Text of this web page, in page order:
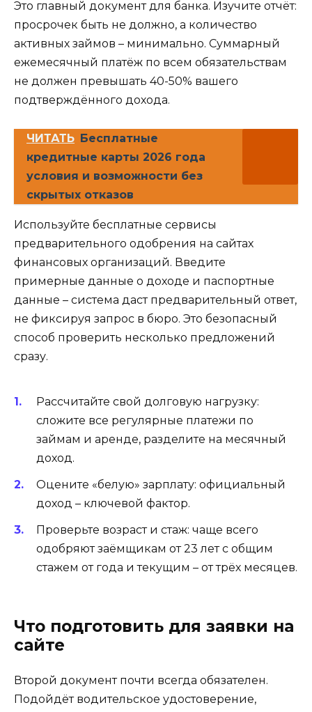
Это главный документ для банка. Изучите отчёт:
просрочек быть не должно, а количество
активных займов – минимально. Суммарный
ежемесячный платёж по всем обязательствам
не должен превышать 40-50% вашего
подтверждённого дохода.
ЧИТАТЬ Бесплатные
кредитные карты 2026 года
условия и возможности без
скрытых отказов
Используйте бесплатные сервисы
предварительного одобрения на сайтах
финансовых организаций. Введите
примерные данные о доходе и паспортные
данные – система даст предварительный ответ,
не фиксируя запрос в бюро. Это безопасный
способ проверить несколько предложений
сразу.
Рассчитайте свой долговую нагрузку:
сложите все регулярные платежи по
займам и аренде, разделите на месячный
доход.
Оцените «белую» зарплату: официальный
доход – ключевой фактор.
Проверьте возраст и стаж: чаще всего
одобряют заёмщикам от 23 лет с общим
стажем от года и текущим – от трёх месяцев.
Что подготовить для заявки на
сайте
Второй документ почти всегда обязателен.
Подойдёт водительское удостоверение,